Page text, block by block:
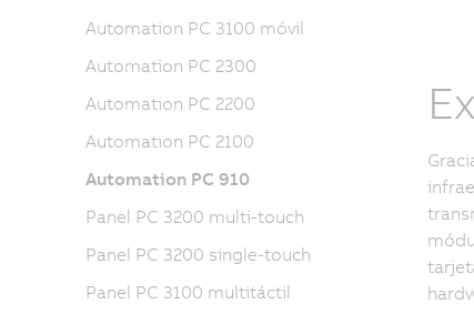
Automation PC 3100 móvil
Automation PC 2300
Automation PC 2200
Automation PC 2100
Automation PC 910
Panel PC 3200 multi-touch
Panel PC 3200 single-touch
Panel PC 3100 multitáctil